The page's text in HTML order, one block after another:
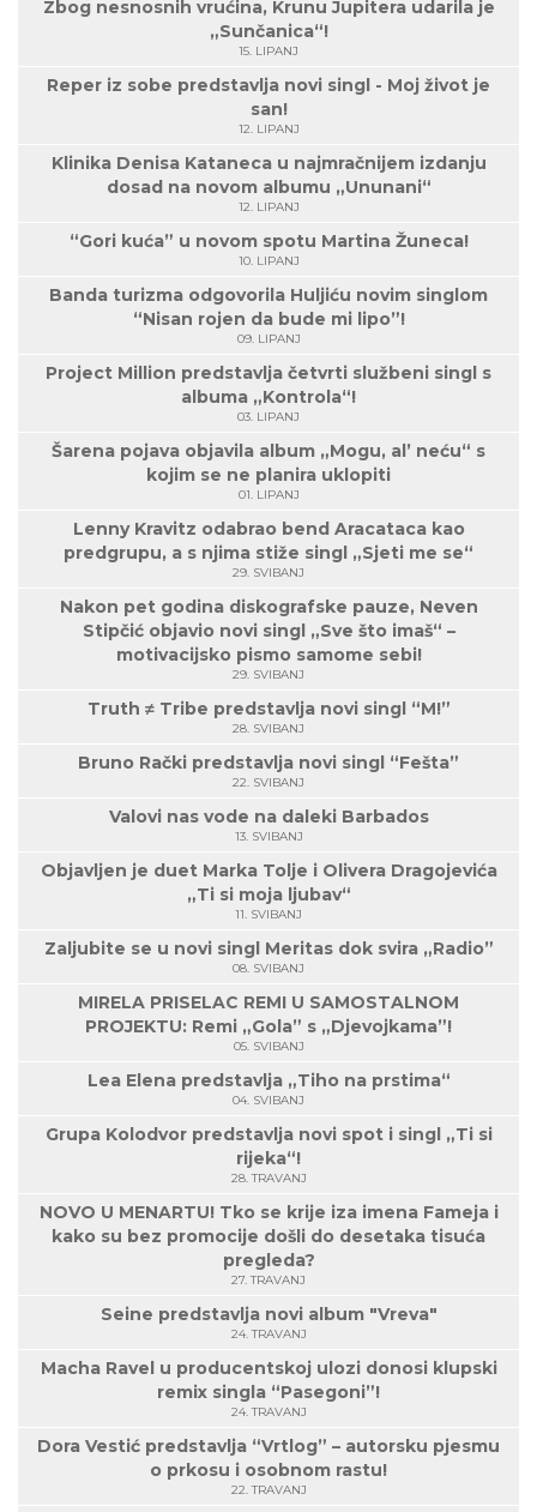
Zbog nesnosnih vrućina, Krunu Jupitera udarila je
„Sunčanica“!
15. LIPANJ
Reper iz sobe predstavlja novi singl - Moj život je
san!
12. LIPANJ
Klinika Denisa Kataneca u najmračnijem izdanju
dosad na novom albumu „Ununani“
12. LIPANJ
“Gori kuća” u novom spotu Martina Žuneca!
10. LIPANJ
Banda turizma odgovorila Huljiću novim singlom
“Nisan rojen da bude mi lipo”!
09. LIPANJ
Project Million predstavlja četvrti službeni singl s
albuma „Kontrola“!
03. LIPANJ
Šarena pojava objavila album „Mogu, al’ neću“ s
kojim se ne planira uklopiti
01. LIPANJ
Lenny Kravitz odabrao bend Aracataca kao
predgrupu, a s njima stiže singl „Sjeti me se“
29. SVIBANJ
Nakon pet godina diskografske pauze, Neven
Stipčić objavio novi singl „Sve što imaš“ –
motivacijsko pismo samome sebi!
29. SVIBANJ
Truth ≠ Tribe predstavlja novi singl “M!”
28. SVIBANJ
Bruno Rački predstavlja novi singl “Fešta”
22. SVIBANJ
Valovi nas vode na daleki Barbados
13. SVIBANJ
Objavljen je duet Marka Tolje i Olivera Dragojevića
„Ti si moja ljubav“
11. SVIBANJ
Zaljubite se u novi singl Meritas dok svira „Radio”
08. SVIBANJ
MIRELA PRISELAC REMI U SAMOSTALNOM
PROJEKTU: Remi „Gola” s „Djevojkama”!
05. SVIBANJ
Lea Elena predstavlja „Tiho na prstima“
04. SVIBANJ
Grupa Kolodvor predstavlja novi spot i singl „Ti si
rijeka“!
28. TRAVANJ
NOVO U MENARTU! Tko se krije iza imena Fameja i
kako su bez promocije došli do desetaka tisuća
pregleda?
27. TRAVANJ
Seine predstavlja novi album "Vreva"
24. TRAVANJ
Macha Ravel u producentskoj ulozi donosi klupski
remix singla “Pasegoni”!
24. TRAVANJ
Dora Vestić predstavlja “Vrtlog” – autorsku pjesmu
o prkosu i osobnom rastu!
22. TRAVANJ